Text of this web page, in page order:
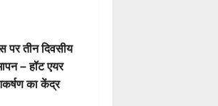
पर तीन दिवसीय
– हॉट एयर
का केंद्र